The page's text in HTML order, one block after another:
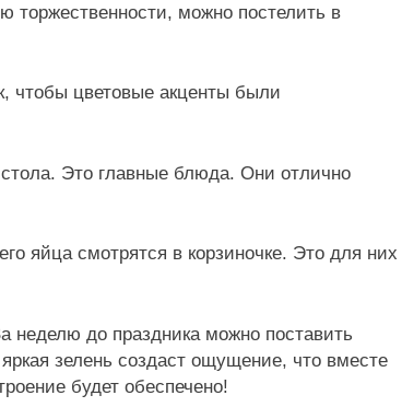
торжественности, можно постелить в
чтобы цветовые акценты были
Это главные блюда. Они отлично
яйца смотрятся в корзиночке. Это для них
неделю до праздника можно поставить
зелень создаст ощущение, что вместе
будет обеспечено!